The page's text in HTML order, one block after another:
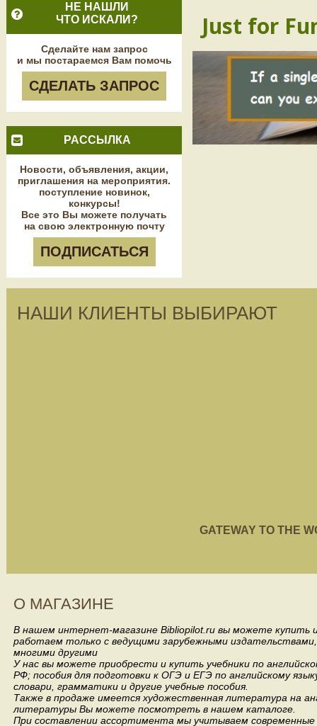
НЕ НАШЛИ
ЧТО ИСКАЛИ?
Сделайте нам запрос
и мы постараемся Вам помочь
СДЕЛАТЬ ЗАПРОС
РАССЫЛКА
Новости, объявления, акции,
приглашения на мероприятия.
поступление новинок,
конкурсы!
Все это Вы можете получать
на свою электронную почту
ПОДПИСАТЬСЯ
Just for
НАШИ КЛИЕНТЫ ВЫБИРАЮТ
GATEWAY TO THE
О МАГАЗИНЕ
В нашем интернет-магазине Bibliopilot.ru вы можете купить
работаем только с ведущими зарубежными издательствами,
многими другими
У нас вы можете приобрести и купить учебники по
РФ; пособия для подготовки к ОГЭ и ЕГЭ по английскому
словари, грамматики и другие учебные пособия.
Также в продаже имеется художественная литература на
литературы Вы можете посмотреть в нашем каталоге.
При составлении ассортимента мы учитываем